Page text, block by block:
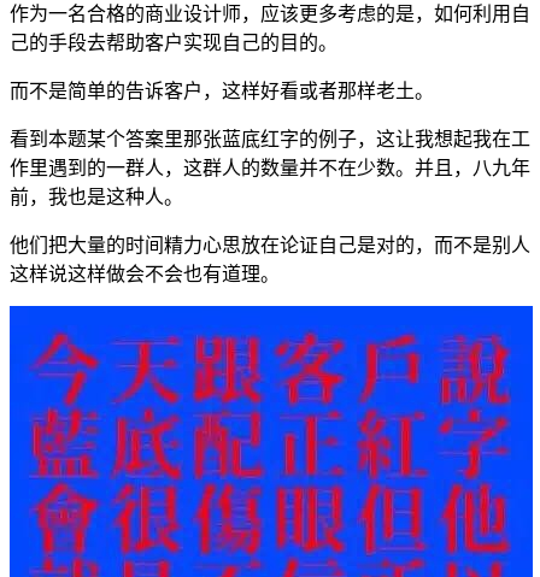
作为一名合格的商业设计师，应该更多考虑的是，如何利用自
己的手段去帮助客户实现自己的目的。
而不是简单的告诉客户，这样好看或者那样老土。
看到本题某个答案里那张蓝底红字的例子，这让我想起我在工
作里遇到的一群人，这群人的数量并不在少数。并且，八九年
前，我也是这种人。
他们把大量的时间精力心思放在论证自己是对的，而不是别人
这样说这样做会不会也有道理。